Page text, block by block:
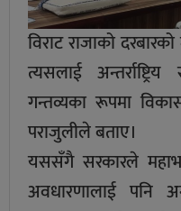
विराट राजाको
त्यसलाई
गन्तव्यका रूपमा
पराजुलीले बताए।
यससँगै सरकारले
अवधारणालाई पनि